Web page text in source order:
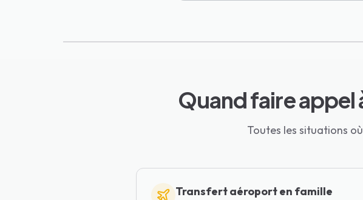
Quand faire appel
Toutes les situations
Transfert aéroport en famille